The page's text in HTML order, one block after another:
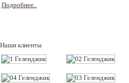
Подробнее..
Наши клиенты